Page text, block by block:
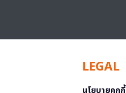
LEGAL
นโยบายคุกกี้